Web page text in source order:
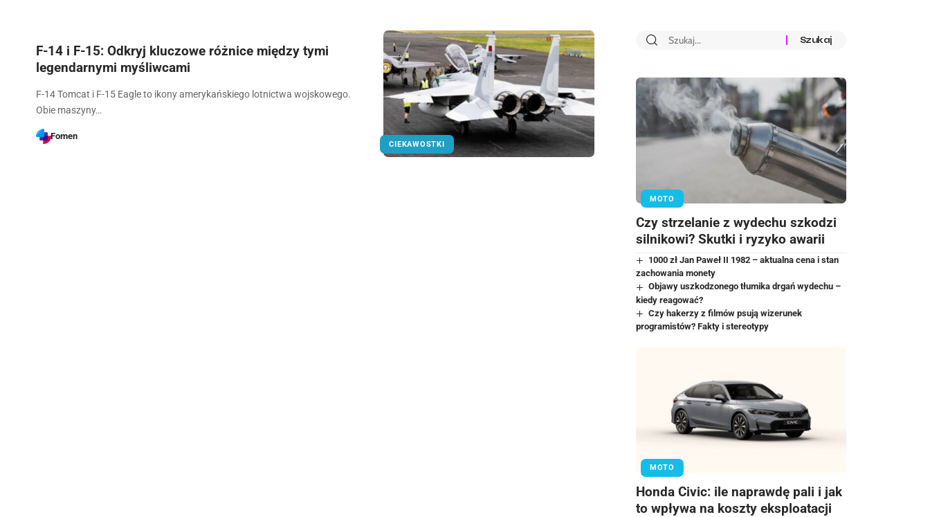
CIEKAWOSTKI
F-14 i F-15: Odkryj kluczowe różnice między tymi
legendarnymi myśliwcami
F-14 Tomcat i F-15 Eagle to ikony amerykańskiego lotnictwa wojskowego.
Obie maszyny…
Fomen
MOTO
Czy strzelanie z wydechu szkodzi
silnikowi? Skutki i ryzyko awarii
1000 zł Jan Paweł II 1982 – aktualna cena i stan
zachowania monety
Objawy uszkodzonego tłumika drgań wydechu –
kiedy reagować?
Czy hakerzy z filmów psują wizerunek
programistów? Fakty i stereotypy
MOTO
Honda Civic: ile naprawdę pali i jak
to wpływa na koszty eksploatacji